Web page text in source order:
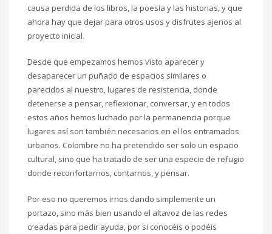
causa perdida de los libros, la poesía y las historias, y que
ahora hay que dejar para otros usos y disfrutes ajenos al
proyecto inicial.
Desde que empezamos hemos visto aparecer y
desaparecer un puñado de espacios similares o
parecidos al nuestro, lugares de resistencia, donde
detenerse a pensar, reflexionar, conversar, y en todos
estos años hemos luchado por la permanencia porque
lugares así son también necesarios en el los entramados
urbanos. Colombre no ha pretendido ser solo un espacio
cultural, sino que ha tratado de ser una especie de refugio
donde reconfortarnos, contarnos, y pensar.
Por eso no queremos irnos dando simplemente un
portazo, sino más bien usando el altavoz de las redes
creadas para pedir ayuda, por si conocéis o podéis